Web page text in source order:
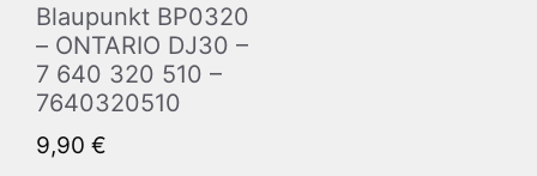
Blaupunkt BP0320
– ONTARIO DJ30 –
7 640 320 510 –
7640320510
9,90 €